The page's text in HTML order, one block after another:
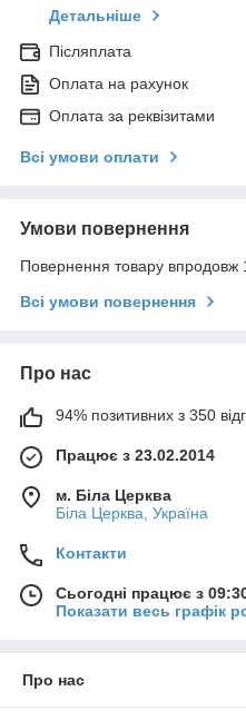
Детальніше
Післяплата
Оплата на рахунок
Оплата за реквізитами
Всі умови оплати
Умови повернення
Повернення товару впродовж
Всі умови повернення
Про нас
94% позитивних з 350
Працює з 23.02.2014
м. Біла Церква
Біла Церква, Україна
Контакти
Сьогодні працює з
Показати весь графік
Про нас